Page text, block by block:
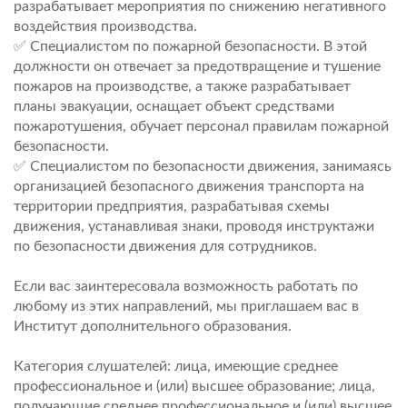
разрабатывает мероприятия по снижению негативного
воздействия производства.
✅ Специалистом по пожарной безопасности. В этой
должности он отвечает за предотвращение и тушение
пожаров на производстве, а также разрабатывает
планы эвакуации, оснащает объект средствами
пожаротушения, обучает персонал правилам пожарной
безопасности.
✅ Специалистом по безопасности движения, занимаясь
организацией безопасного движения транспорта на
территории предприятия, разрабатывая схемы
движения, устанавливая знаки, проводя инструктажи
по безопасности движения для сотрудников.
Если вас заинтересовала возможность работать по
любому из этих направлений, мы приглашаем вас в
Институт дополнительного образования.
Категория слушателей: лица, имеющие среднее
профессиональное и (или) высшее образование; лица,